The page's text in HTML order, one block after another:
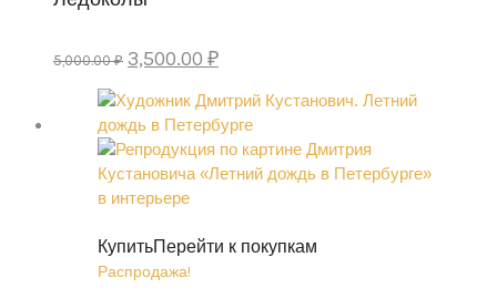
5,000.00 ₽ Первоначальная
составляла
5,000.00 ₽.
3,500.00 ₽Текущая
3,500.00 ₽.
КупитьПерейти к покупкам
Распродажа!